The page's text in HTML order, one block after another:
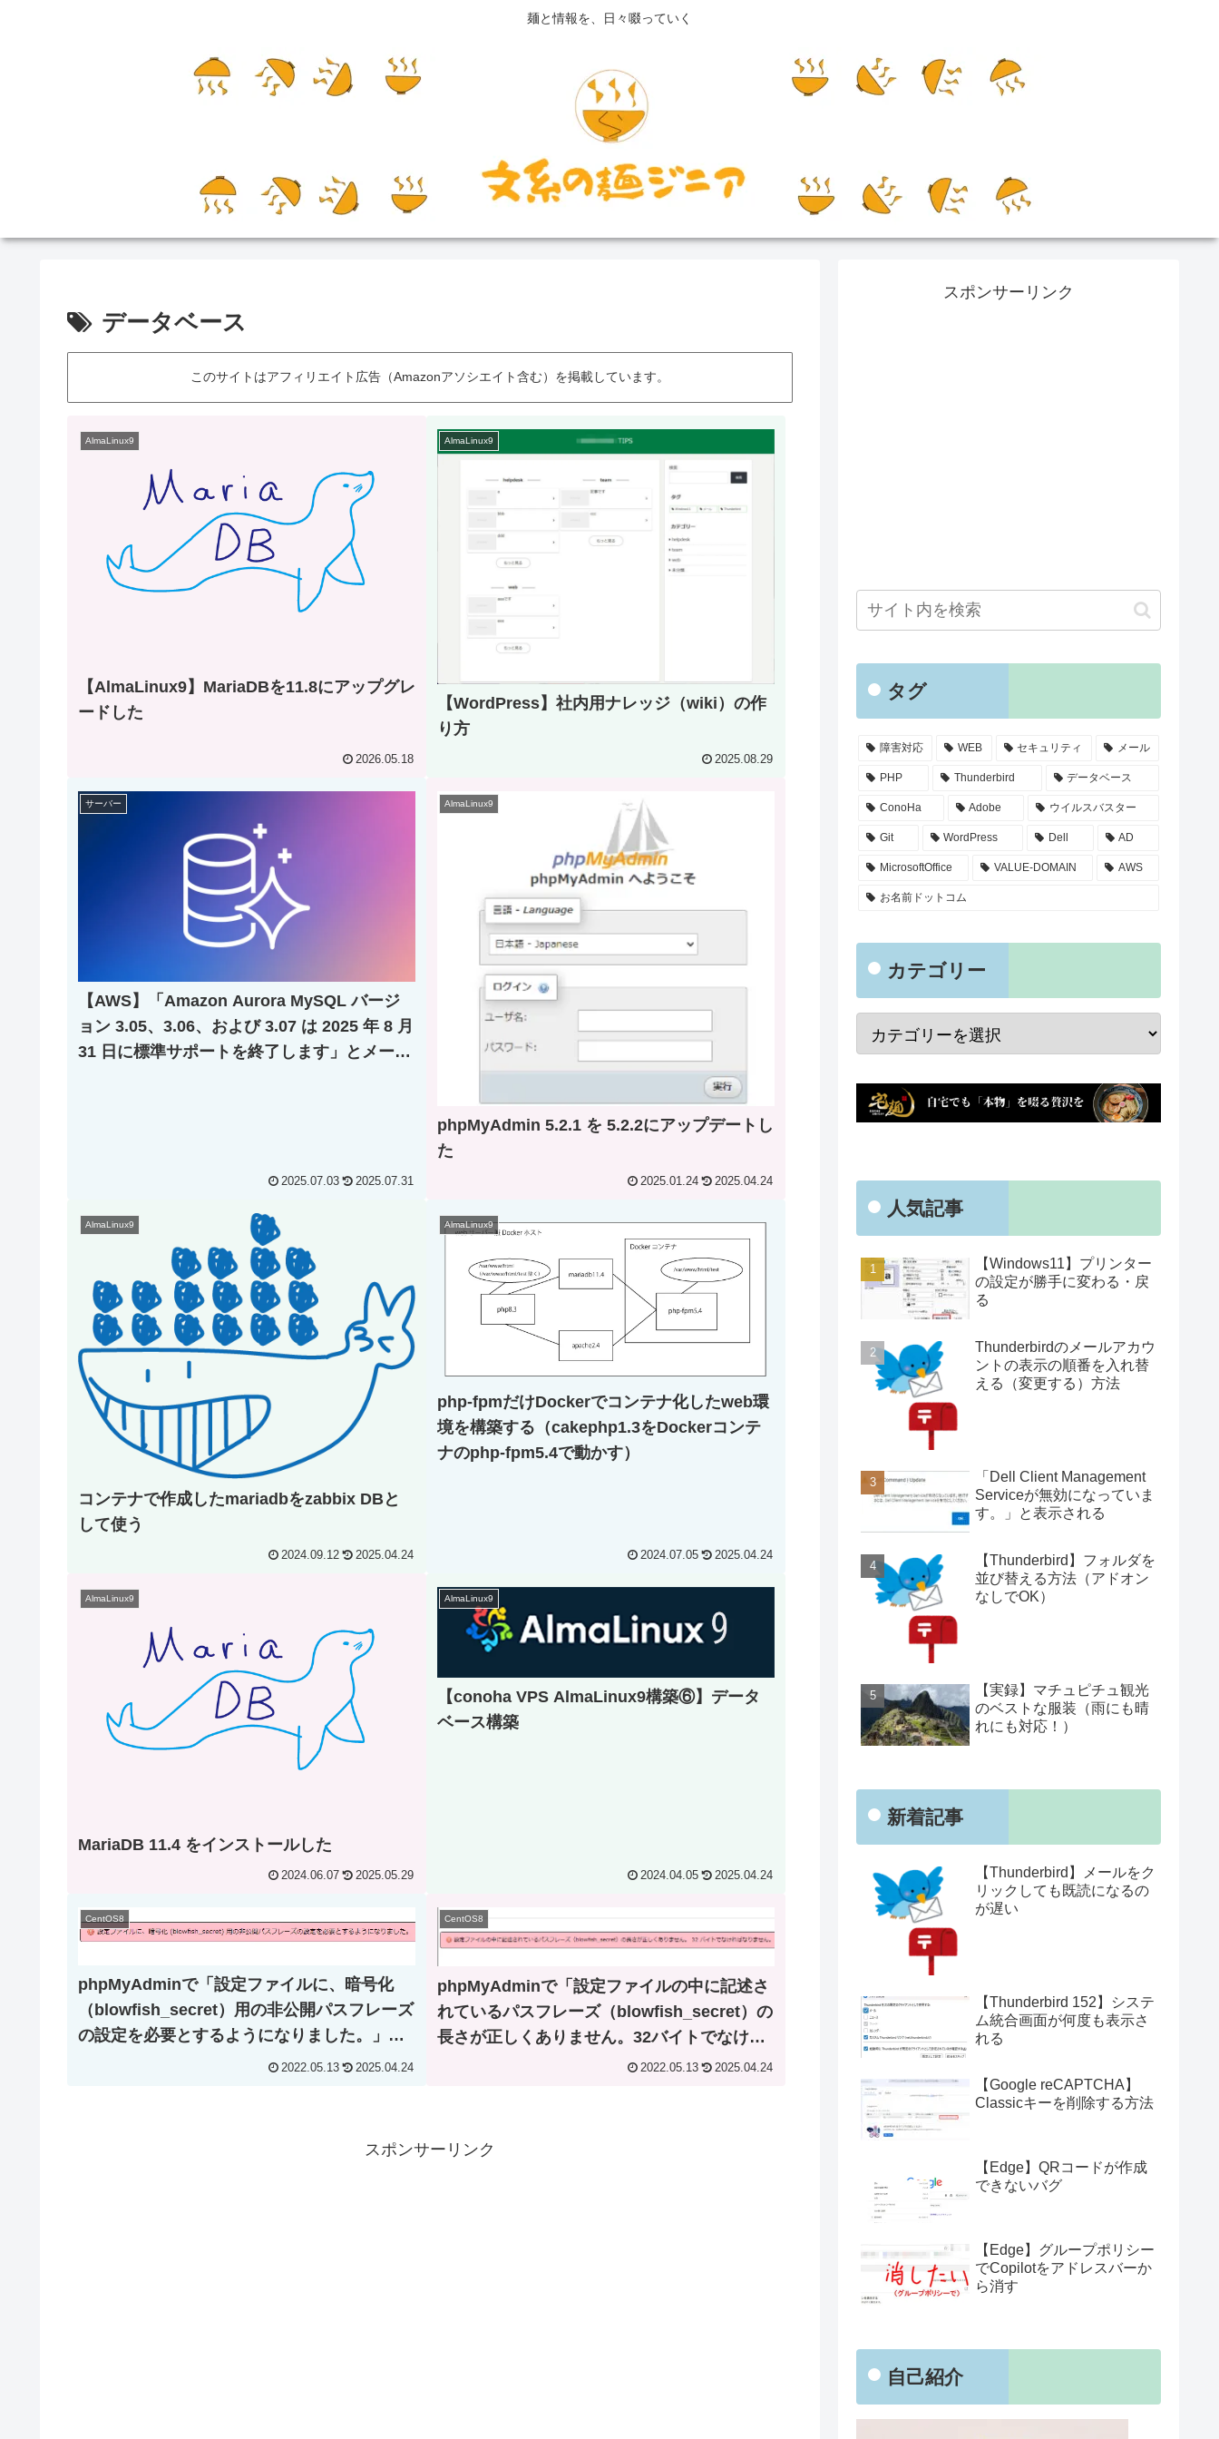
麺と情報を、日々啜っていく
データベース
このサイトはアフィリエイト広告（Amazonアソシエイト含む）を掲載しています。
AlmaLinux9
【AlmaLinux9】MariaDBを11.8にアップグレ
ードした
2026.05.18
AlmaLinux9
【WordPress】社内用ナレッジ（wiki）の作
り方
2025.08.29
サーバー
【AWS】「Amazon Aurora MySQL バージ
ョン 3.05、3.06、および 3.07 は 2025 年 8 月
31 日に標準サポートを終了します」とメール
2025.07.03 2025.07.31
AlmaLinux9
phpMyAdmin 5.2.1 を 5.2.2にアップデートし
た
2025.01.24 2025.04.24
AlmaLinux9
コンテナで作成したmariadbをzabbix DBと
して使う
2024.09.12 2025.04.24
AlmaLinux9
php-fpmだけDockerでコンテナ化したweb環
境を構築する（cakephp1.3をDockerコンテ
ナのphp-fpm5.4で動かす）
2024.07.05 2025.04.24
AlmaLinux9
MariaDB 11.4 をインストールした
2024.06.07 2025.05.29
AlmaLinux9
【conoha VPS AlmaLinux9構築⑥】データ
ベース構築
2024.04.05 2025.04.24
CentOS8
phpMyAdminで「設定ファイルに、暗号化
（blowfish_secret）用の非公開パスフレーズ
の設定を必要とするようになりました。」と
2022.05.13 2025.04.24
CentOS8
phpMyAdminで「設定ファイルの中に記述さ
れているパスフレーズ（blowfish_secret）の
長さが正しくありません。32バイトでなけれ
ばなりません。」とエラーが出る
2022.05.13 2025.04.24
スポンサーリンク
スポンサーリンク
タグ
障害対応 WEB セキュリティ メール
PHP Thunderbird データベース
ConoHa Adobe ウイルスバスター
Git WordPress Dell AD
MicrosoftOffice VALUE-DOMAIN AWS
お名前ドットコム
カテゴリー
人気記事
【Windows11】プリンター
の設定が勝手に変わる・戻
る
Thunderbirdのメールアカウ
ントの表示の順番を入れ替
える（変更する）方法
「Dell Client Management
Serviceが無効になっていま
す。」と表示される
【Thunderbird】フォルダを
並び替える方法（アドオン
なしでOK）
【実録】マチュピチュ観光
のベストな服装（雨にも晴
れにも対応！）
新着記事
【Thunderbird】メールをク
リックしても既読になるの
が遅い
【Thunderbird 152】システ
ム統合画面が何度も表示さ
れる
【Google reCAPTCHA】
Classicキーを削除する方法
【Edge】QRコードが作成
できないバグ
【Edge】グループポリシー
でCopilotをアドレスバーか
ら消す
自己紹介